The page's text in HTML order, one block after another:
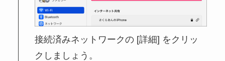
接続済みネットワークの [詳細] をクリッ
クしましょう。